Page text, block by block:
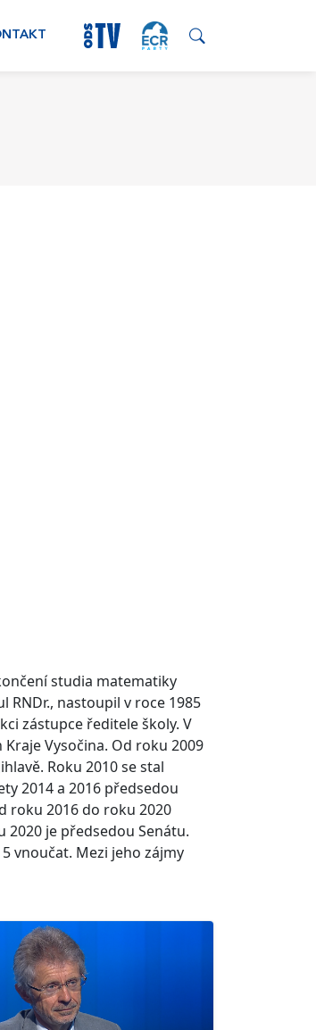
studia matematiky
nastoupil v roce 1985
zástupce ředitele školy. V
Vysočina. Od roku 2009
Roku 2010 se stal
2014 a 2016 předsedou
roku 2016 do roku 2020
je předsedou Senátu.
vnoučat. Mezi jeho zájmy